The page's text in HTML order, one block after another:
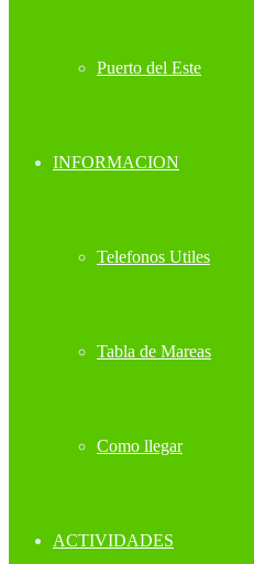
Puerto del Este
INFORMACION
Telefonos Utiles
Tabla de Mareas
Como llegar
ACTIVIDADES